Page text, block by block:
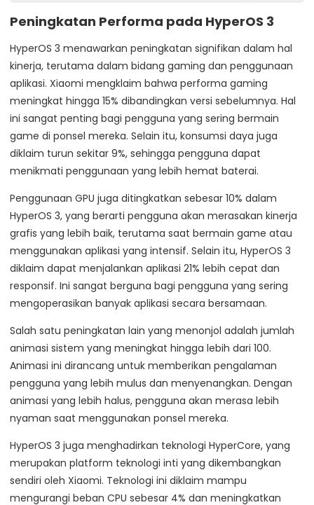
Peningkatan Performa pada HyperOS 3
HyperOS 3 menawarkan peningkatan signifikan dalam hal
kinerja, terutama dalam bidang gaming dan penggunaan
aplikasi. Xiaomi mengklaim bahwa performa gaming
meningkat hingga 15% dibandingkan versi sebelumnya. Hal
ini sangat penting bagi pengguna yang sering bermain
game di ponsel mereka. Selain itu, konsumsi daya juga
diklaim turun sekitar 9%, sehingga pengguna dapat
menikmati penggunaan yang lebih hemat baterai.
Penggunaan GPU juga ditingkatkan sebesar 10% dalam
HyperOS 3, yang berarti pengguna akan merasakan kinerja
grafis yang lebih baik, terutama saat bermain game atau
menggunakan aplikasi yang intensif. Selain itu, HyperOS 3
diklaim dapat menjalankan aplikasi 21% lebih cepat dan
responsif. Ini sangat berguna bagi pengguna yang sering
mengoperasikan banyak aplikasi secara bersamaan.
Salah satu peningkatan lain yang menonjol adalah jumlah
animasi sistem yang meningkat hingga lebih dari 100.
Animasi ini dirancang untuk memberikan pengalaman
pengguna yang lebih mulus dan menyenangkan. Dengan
animasi yang lebih halus, pengguna akan merasa lebih
nyaman saat menggunakan ponsel mereka.
HyperOS 3 juga menghadirkan teknologi HyperCore, yang
merupakan platform teknologi inti yang dikembangkan
sendiri oleh Xiaomi. Teknologi ini diklaim mampu
mengurangi beban CPU sebesar 4% dan meningkatkan